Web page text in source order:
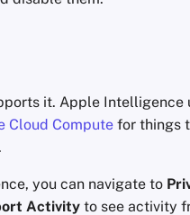
it. Apple Intelligence
Cloud Compute for things
you can navigate to
Activity to see activity